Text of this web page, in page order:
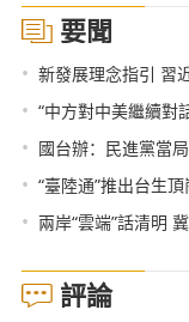
要聞
• 新發展理念指引 習
• “中方對中美繼續對
• 國台辦：民進黨當
• “臺陸通”推出台生
• 兩岸“雲端”話清明
評論